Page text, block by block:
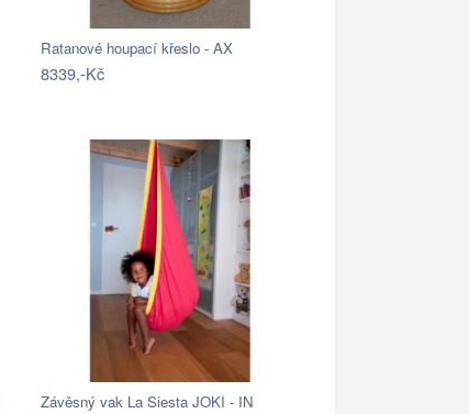
Ratanové houpací křeslo - AX
8339,-Kč
Závěsný vak La Siesta JOKI - IN